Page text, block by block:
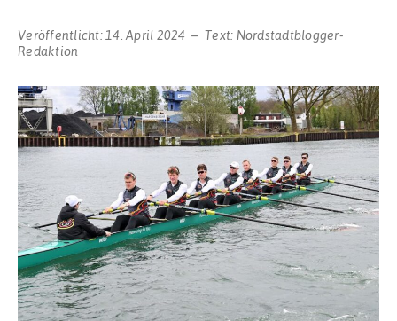
Veröffentlicht: 14. April 2024 Text: Nordstadtblogger-
Redaktion